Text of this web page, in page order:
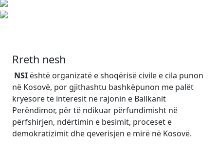
Rreth nesh
NSI është organizatë e shoqërisë civile e cila punon
në Kosovë, por gjithashtu bashkëpunon me palët
kryesore të interesit në rajonin e Ballkanit
Perëndimor, për të ndikuar përfundimisht në
përfshirjen, ndërtimin e besimit, proceset e
demokratizimit dhe qeverisjen e mirë në Kosovë.